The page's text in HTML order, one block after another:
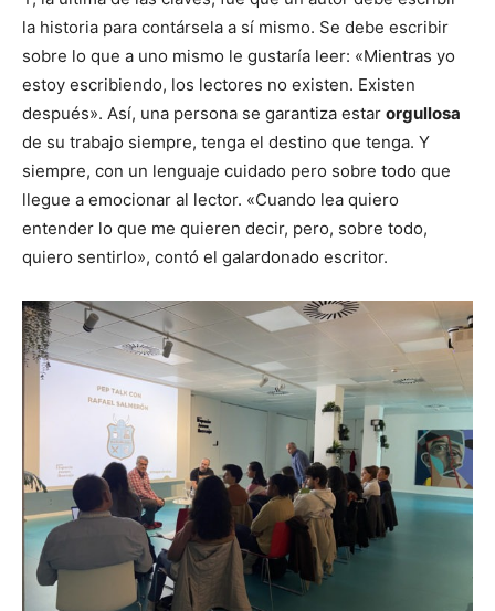
la historia para contársela a sí mismo. Se debe escribir
sobre lo que a uno mismo le gustaría leer: «Mientras yo
estoy escribiendo, los lectores no existen. Existen
después». Así, una persona se garantiza estar orgullosa
de su trabajo siempre, tenga el destino que tenga. Y
siempre, con un lenguaje cuidado pero sobre todo que
llegue a emocionar al lector. «Cuando lea quiero
entender lo que me quieren decir, pero, sobre todo,
quiero sentirlo», contó el galardonado escritor.